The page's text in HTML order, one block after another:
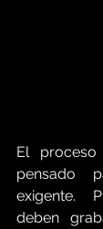
El
pensado
exigente.
deben